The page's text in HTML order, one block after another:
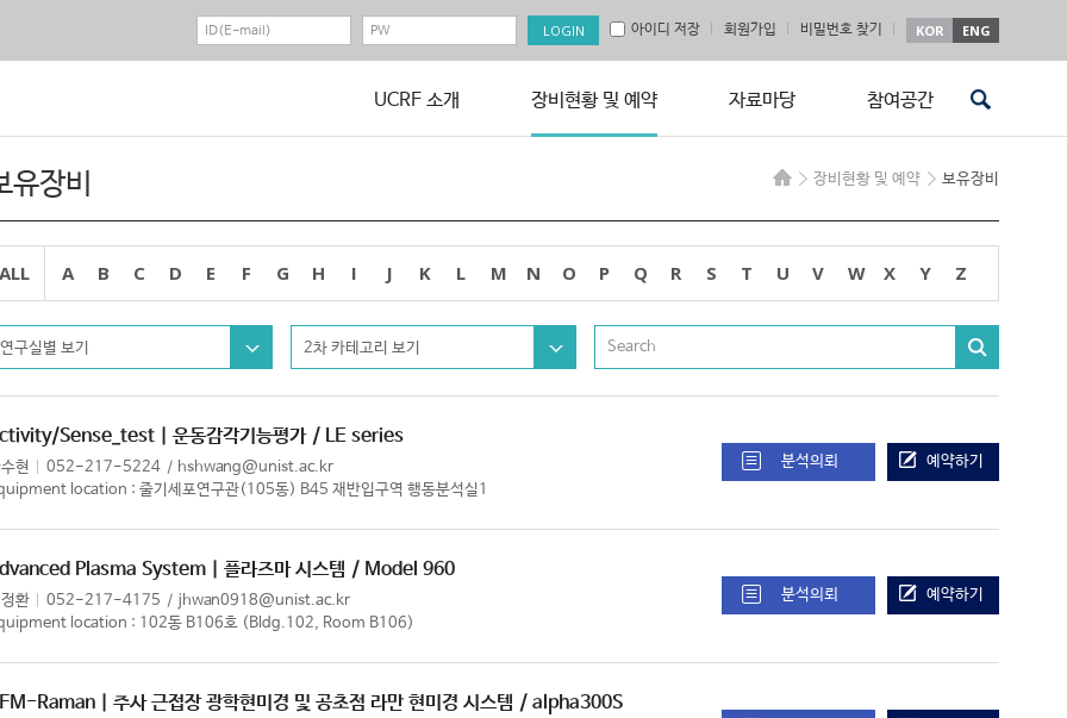
아이디 저장 회원가입 비밀번호 찾기 KOR ENG
UCRF 소개 장비현황 및 예약 자료마당 참여공간
장비현황 및 예약 보유장비
유장비
ALL A B C D E F G H I J K L M N O P Q R S T U V W X Y Z
연구실별 보기 2차 카테고리 보기
Sense_test | 운동감각기능평가 / LE series
현 052-217-5224
hshwang@unist.ac.kr
location : 줄기세포연구관(105동) B45 재반입구역 행동분석실1
분석의뢰 예약하기
Plasma System | 플라즈마 시스템 / Model 960
환 052-217-4175
jhwan0918@unist.ac.kr
location : 102동 B106호 (Bldg.102, Room B106)
분석의뢰 예약하기
Raman | 주사 근접장 광학현미경 및 공초점 라만 현미경 시스템 / alpha300S